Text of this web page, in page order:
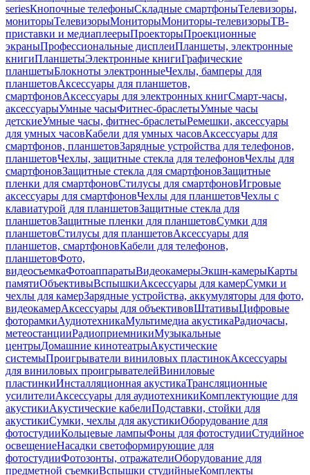
seriesКнопочные телефоныСкладные смартфоныТелевизоры,
мониторыТелевизорыМониторыМониторы-телевизорыТВ-
приставки и медиаплеерыПроекторыПроекционные
экраныПрофессиональные дисплеиПланшеты, электронные
книгиПланшетыЭлектронные книгиГрафические
планшетыБлокноты электронныеЧехлы, бамперы для
планшетовАксессуары для планшетов,
смартфоновАксессуары для электронных книгСмарт-часы,
аксессуарыУмные часыФитнес-браслетыУмные часы
детскиеУмные часы, фитнес-браслетыРемешки, аксессуары
для умных часовКабели для умных часовАксессуары для
смартфонов, планшетовЗарядные устройства для телефонов,
планшетовЧехлы, защитные стекла для телефоновЧехлы для
смартфоновЗащитные стекла для смартфоновЗащитные
пленки для смартфоновСтилусы для смартфоновИгровые
аксессуары для смартфоновЧехлы для планшетовЧехлы с
клавиатурой для планшетовЗащитные стекла для
планшетовЗащитные пленки для планшетовСумки для
планшетовСтилусы для планшетовАксессуары для
планшетов, смартфоновКабели для телефонов,
планшетовФото,
видеосъемкаФотоаппаратыВидеокамерыЭкшн-камерыКарты
памятиОбъективыВспышкиАксессуары для камерСумки и
чехлы для камерЗарядные устройства, аккумуляторы для фото,
видеокамерАксессуары для объективовШтативыЦифровые
фоторамкиАудиотехникаМультимедиа акустикаРадиочасы,
метеостанцииРадиоприемникиМузыкальные
центрыДомашние кинотеатрыАкустические
системыПроигрыватели виниловых пластинокАксессуары
для виниловых проигрывателейВиниловые
пластинкиИнсталляционная акустикаТрансляционные
усилителиАксессуары для аудиотехникиКомплектующие для
акустикиАкустические кабелиПодставки, стойки для
акустикиСумки, чехлы для акустикиОборудование для
фотостудииКольцевые лампыФоны для фотостудииСтудийное
освещениеНасадки светоформирующие для
фотостудииФотозонты, отражателиОборудование для
предметной съемкиВспышки студийныеКомплекты